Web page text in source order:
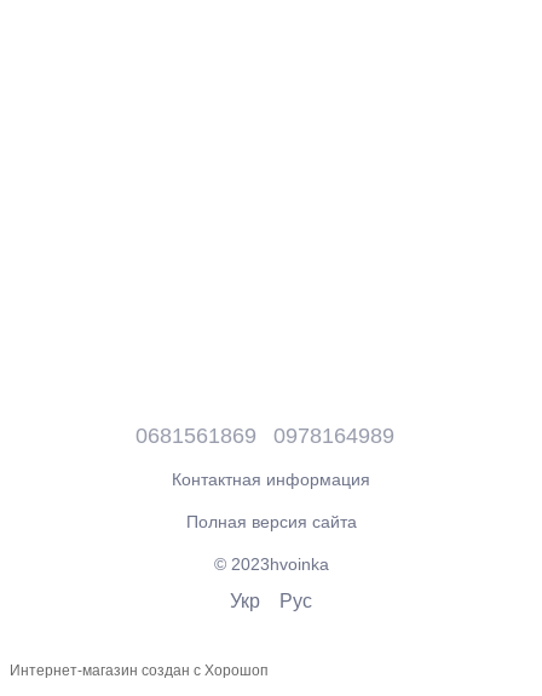
0681561869 0978164989
Контактная информация
Полная версия сайта
© 2023hvoinka
Укр Рус
Интернет-магазин создан с Хорошоп